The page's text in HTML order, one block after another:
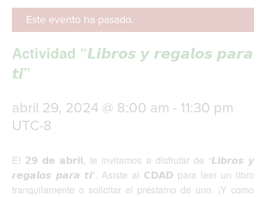
a
a
Este evento ha pasado.
Actividad “𝙇𝙞𝙗𝙧𝙤𝙨 𝙮 𝙧𝙚𝙜𝙖𝙡𝙤𝙨 𝙥𝙖𝙧𝙖
𝙩𝙞”
abril 29, 2024 @ 8:00 am - 11:30 pm
UTC-8
El 𝟮𝟵 𝗱𝗲 𝗮𝗯𝗿𝗶𝗹, te invitamos a disfrutar de “𝙇𝙞𝙗𝙧𝙤𝙨 𝙮
𝙧𝙚𝙜𝙖𝙡𝙤𝙨 𝙥𝙖𝙧𝙖 𝙩𝙞”. Asiste al 𝗖𝗗𝗔𝗗 para leer un libro
tranquilamente o solicitar el préstamo de uno. ¡Y como